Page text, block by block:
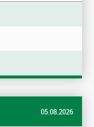
05.08.2026